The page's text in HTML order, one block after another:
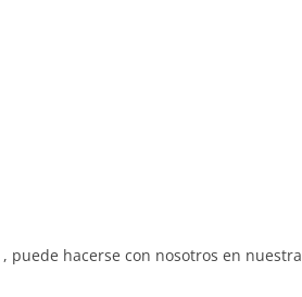
, puede hacerse con nosotros en nuestra